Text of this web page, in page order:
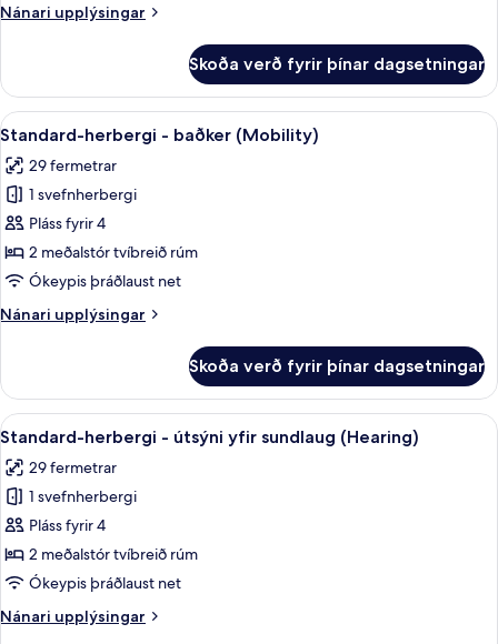
-Nánari upplýsingar
Nánari
-
svefnherbergi
baðker
(Mobility)
Skoða verð fyrir þínar dagsetningar
Skoða
allar
myndir
fyrir
Standard-
herbergi
-
(Mobility)
Öryggishólf í herbergi, skrifborð,
6
Standard-herbergi - baðker (Mobility)
29 fermetrar
1 svefnherbergi
Pláss fyrir 4
2 meðalstór tvíbreið rúm
Ókeypis þráðlaust net
Nánari upplýsingar
Nánari
herbergi
baðker
Skoða verð fyrir þínar dagsetningar
Skoða
allar
myndir
fyrir
Standard-
herbergi
-
yfir
Öryggishólf í herbergi, skrifborð,
6
Standard-herbergi - útsýni yfir sundlaug (Hearing)
29 fermetrar
1 svefnherbergi
Pláss fyrir 4
2 meðalstór tvíbreið rúm
Ókeypis þráðlaust net
Nánari upplýsingar
Nánari